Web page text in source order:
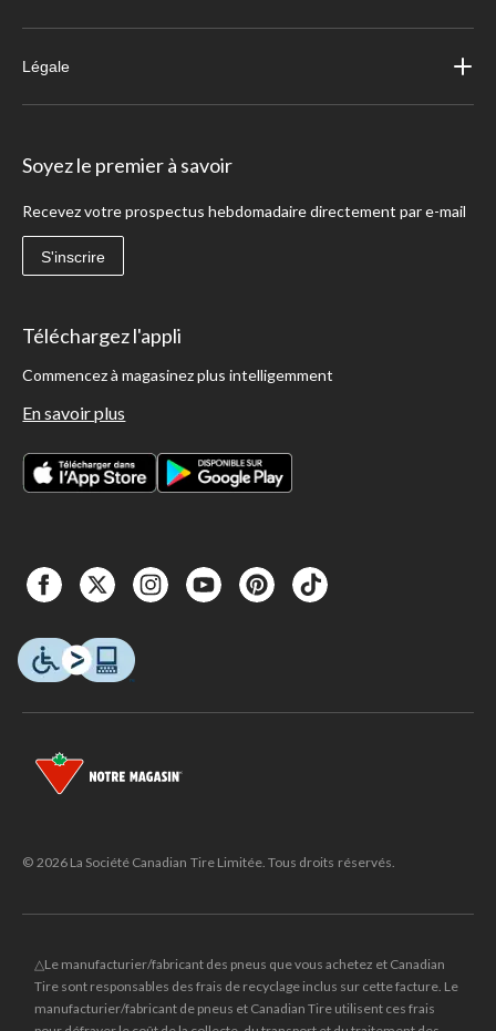
Légale
Soyez le premier à savoir
Recevez votre prospectus hebdomadaire directement par e-mail
S'inscrire
Téléchargez l'appli
Commencez à magasinez plus intelligemment
En savoir plus
© 2026 La Société Canadian Tire Limitée. Tous droits réservés.
△Le manufacturier/fabricant des pneus que vous achetez et Canadian
Tire sont responsables des frais de recyclage inclus sur cette facture. Le
manufacturier/fabricant de pneus et Canadian Tire utilisent ces frais